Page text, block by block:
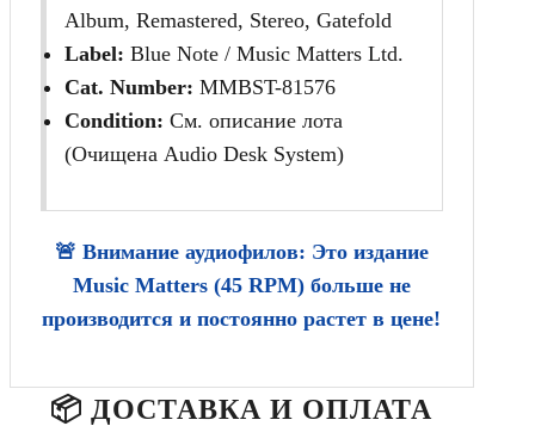
Album, Remastered, Stereo, Gatefold
Label: Blue Note / Music Matters Ltd.
Cat. Number: MMBST-81576
Condition: См. описание лота
(Очищена Audio Desk System)
🚨 Внимание аудиофилов: Это издание
Music Matters (45 RPM) больше не
производится и постоянно растет в цене!
📦 ДОСТАВКА И ОПЛАТА